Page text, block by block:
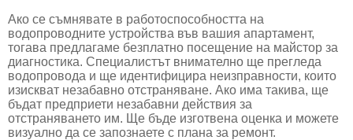
Ако се съмнявате в работоспособността на
водопроводните устройства във вашия апартамент,
тогава предлагаме безплатно посещение на майстор за
диагностика. Специалистът внимателно ще прегледа
водопровода и ще идентифицира неизправности, които
изискват незабавно отстраняване. Ако има такива, ще
бъдат предприети незабавни действия за
отстраняването им. Ще бъде изготвена оценка и можете
визуално да се запознаете с плана за ремонт.